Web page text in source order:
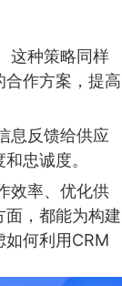
这种策略同样
作方案，提高
息反馈给供应
忠诚度。
效率、优化供
，都能为构建
如何利用CRM